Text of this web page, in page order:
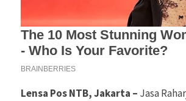
Lensa Pos NTB, Jakarta – Jasa